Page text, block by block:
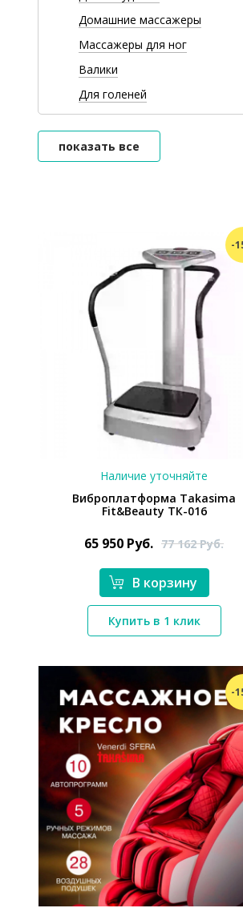
Домашние массажеры
Массажеры для ног
Валики
Для голеней
показать все
-
*}
Наличие уточняйте
Виброплатформа Takasima
Fit&Beauty ТК-016
65 950 Руб. 77 162Руб.
В корзину
Купить в 1 клик
-